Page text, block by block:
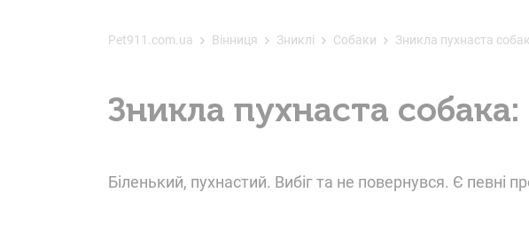
Pet911.com.ua Вінниця Зниклі Собаки Зникла пухнаста
Зникла пухнаста
Біленький, пухнастий. Вибіг та не повернувся. Є певні